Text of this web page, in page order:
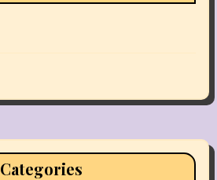
Categories